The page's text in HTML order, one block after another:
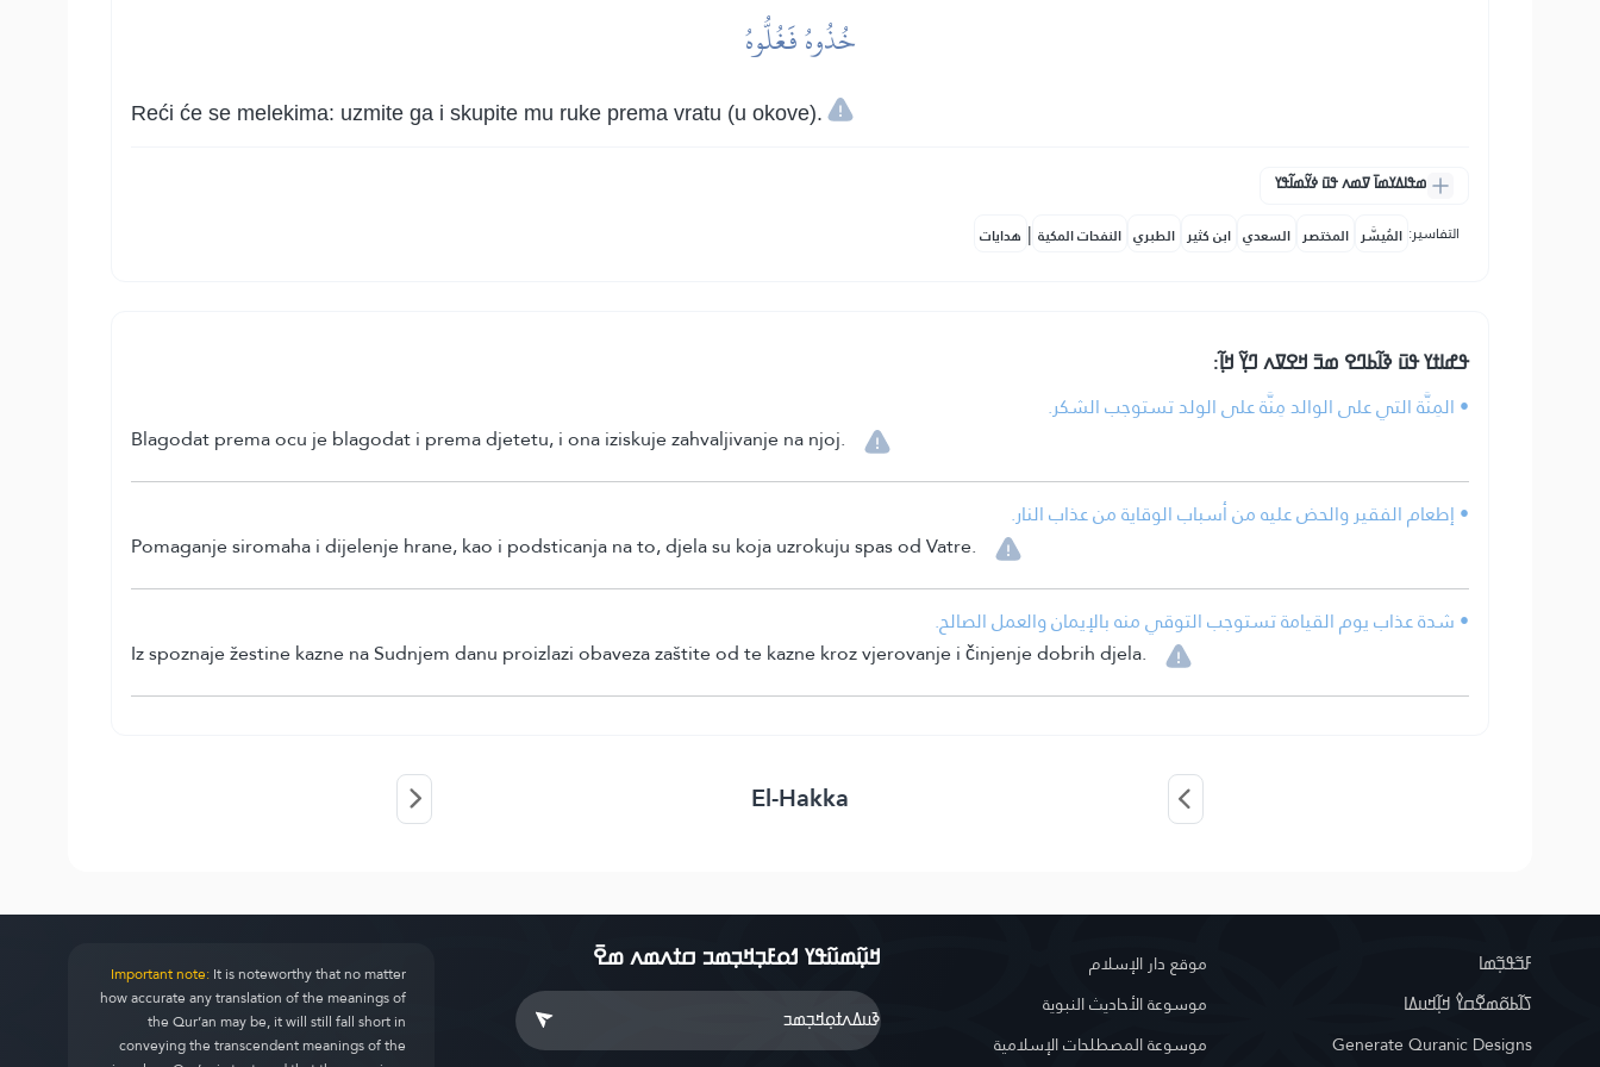
خُذُوهُ فَغُلُّوهُ
Reći će se melekima: uzmite ga i skupite mu ruke prema vratu (u okove).
ߘߟߊߡߌߘߊ߫ ߜߘߍ ߟߎ߫ ߦߌ߬ߘߊ߬ߟߌ
التفاسير: المُيسَّر المختصر السعدي ابن كثير الطبري النفحات المكية | هدايات
ߟߝߊߙߌ ߟߎ߫ ߢߊ߬ߕߣߐ ߘߏ߫ ߞߐߜߍ ߣߌ߲߬ ߞߊ߲߬:
• المِنَّة التي على الوالد مِنَّة على الولد تستوجب الشكر.
Blagodat prema ocu je blagodat i prema djetetu, i ona iziskuje zahvaljivanje na njoj.
• إطعام الفقير والحض عليه من أسباب الوقاية من عذاب النار.
Pomaganje siromaha i dijelenje hrane, kao i podsticanja na to, djela su koja uzrokuju spas od Vatre.
• شدة عذاب يوم القيامة تستوجب التوقي منه بالإيمان والعمل الصالح.
Iz spoznaje žestine kazne na Sudnjem danu proizlazi obaveza zaštite od te kazne kroz vjerovanje i činjenje dobrih djela.
El-Hakka
ߓߏ߬ߟߏ߲߬ߘߊ
ߖߊ߬ߕߋ߬ߘߐ߬ߛߌ߮ ߞߊ߲߬ߞߎߡߊ
Generate Quranic Designs
موقع دار الإسلام
موسوعة الأحاديث النبوية
موسوعة المصطلحات الإسلامية
ߞߎ߲߬ߘߎ߬ߟߌ ߗߋߓߏ߲ߞߏ߲ߘߏ ߛߙߍߘߍ ߘߐ߫ Important note:It is noteworthy that no matter
how accurate any translation of the meanings of
the Qur’an may be, it will still fall short in
conveying the transcendent meanings of the